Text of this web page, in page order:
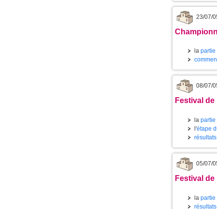
23/07/
la partie
08/07/
Festival
la partie
l'étape
résultats
05/07/
Festival
la partie
résultats